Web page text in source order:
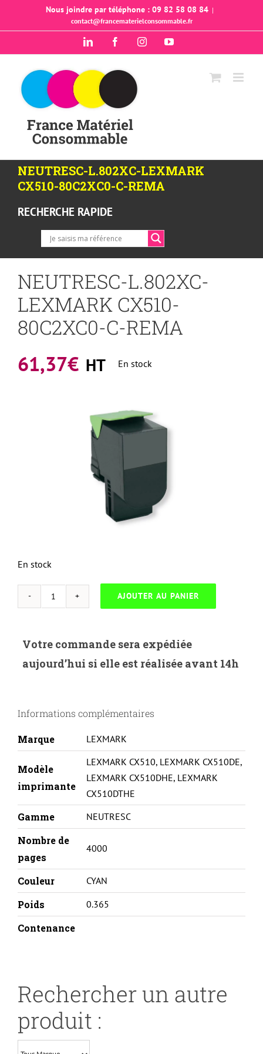
Nous joindre par téléphone : 09 82 58 08 84 |
contact@francematerielconsommable.fr
LinkedIn FacebookInstagramYouTube
NEUTRESC-L.802XC-LEXMARK
CX510-80C2XC0-C-REMA
RECHERCHE RAPIDE
NEUTRESC-L.802XC-
LEXMARK CX510-
80C2XC0-C-REMA
61,37€ HT En stock
En stock
quantité
L.802XC-
LEXMARK
C-
AJOUTER AU PANIER
Votre commande sera expédiée
aujourd’hui si elle est réalisée avant 14h
Informations complémentaires
Marque LEXMARK
Modèle
imprimante
LEXMARK CX510, LEXMARK CX510DE,
LEXMARK CX510DHE, LEXMARK
CX510DTHE
Gamme NEUTRESC
Nombre de
pages
4000
Couleur CYAN
Poids 0.365
Contenance
Rechercher un autre
produit :